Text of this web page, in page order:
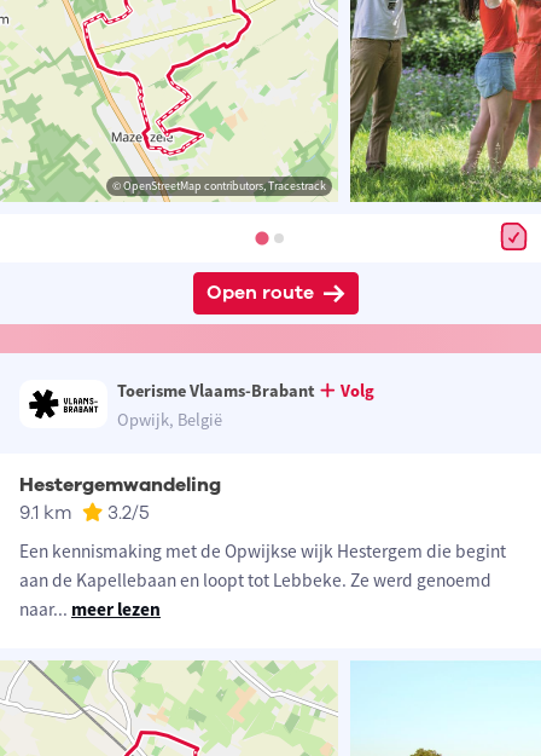
© OpenStreetMap contributors, Tracestrack
Open route
Toerisme Vlaams-Brabant
Volg
Opwijk, België
Hestergemwandeling
9.1 km 3.2/5
Een kennismaking met de Opwijkse wijk Hestergem die begint
aan de Kapellebaan en loopt tot Lebbeke. Ze werd genoemd
naar... meer lezen